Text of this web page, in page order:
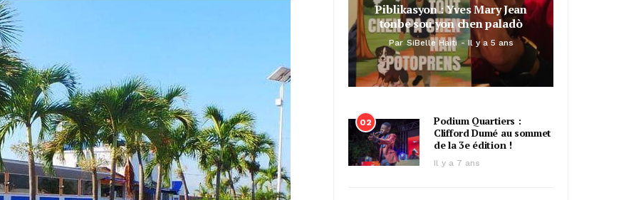
Piblikasyon : Yves Mary Jean
tonbe sou yon chen paladò
Par SiBelle Haiti Il y a 5 ans
02
Podium Quartiers :
Clifford Dumé au sommet
de la 3e édition !
Il y a 7 ans